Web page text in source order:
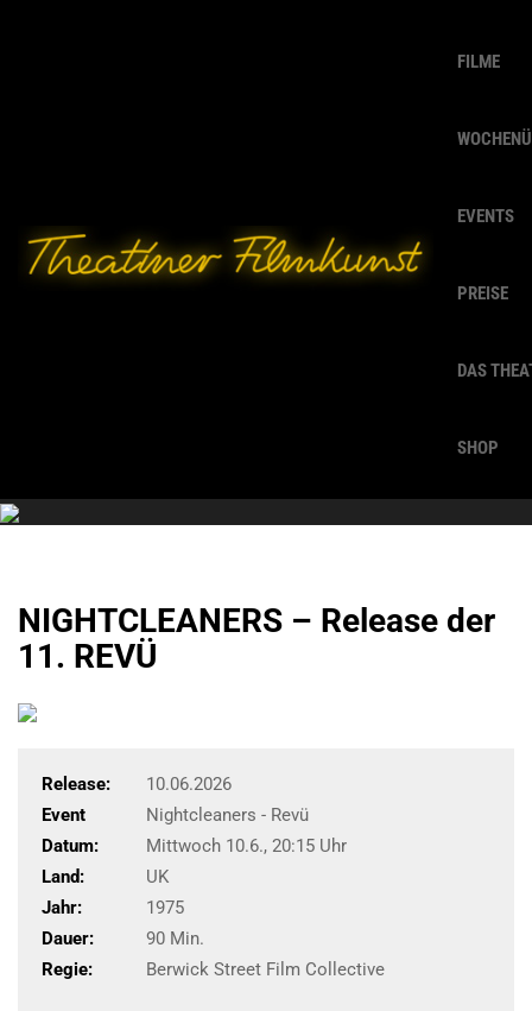
FILME
EVENTS
PREISE
DAS
SHOP
NIGHTCLEANERS – Release der
11. REVÜ
Release:
10.06.2026
Event
Nightcleaners - Revü
Datum:
Mittwoch 10.6., 20:15 Uhr
Land:
UK
Jahr:
1975
Dauer:
90 Min.
Regie:
Berwick Street Film Collective